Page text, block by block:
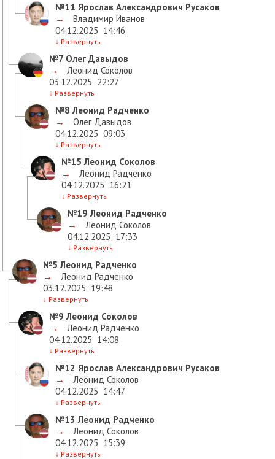
№11 Ярослав Александрович Русаков
→
Владимир Иванов
04.12.2025 14:46
↓ Развернуть
№7 Олег Давыдов
→
Леонид Соколов
03.12.2025 22:27
↓ Развернуть
№8 Леонид Радченко
→
Олег Давыдов
04.12.2025 09:03
↓ Развернуть
№15 Леонид Соколов
→
Леонид Радченко
04.12.2025 16:21
↓ Развернуть
№19 Леонид Радченко
→
Леонид Соколов
04.12.2025 17:33
↓ Развернуть
№5 Леонид Радченко
→
Леонид Радченко
03.12.2025 19:48
↓ Развернуть
№9 Леонид Соколов
→
Леонид Радченко
04.12.2025 14:08
↓ Развернуть
№12 Ярослав Александрович Русаков
→
Леонид Соколов
04.12.2025 14:47
↓ Развернуть
№13 Леонид Радченко
→
Леонид Соколов
04.12.2025 15:39
↓ Развернуть